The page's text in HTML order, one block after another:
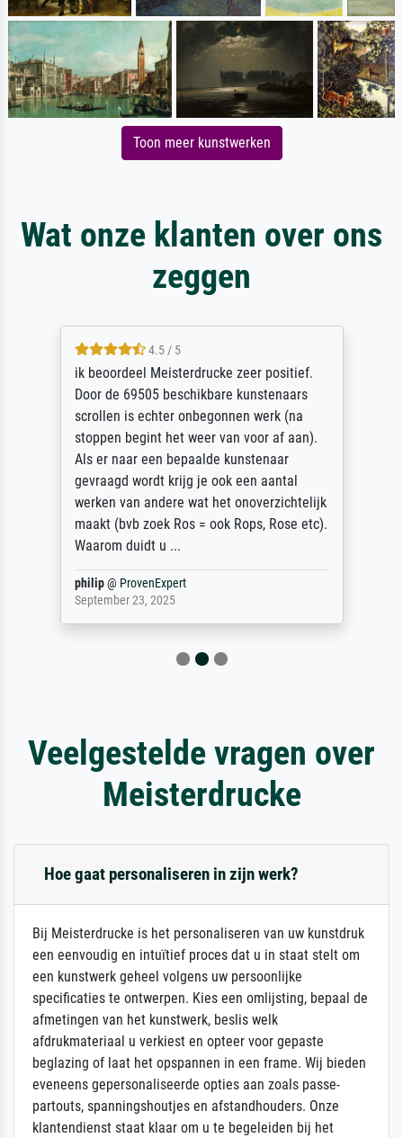
Toon meer kunstwerken
Wat onze klanten over ons
zeggen
4.5 / 5
ik beoordeel Meisterdrucke zeer positief.
Door de 69505 beschikbare kunstenaars
scrollen is echter onbegonnen werk (na
stoppen begint het weer van voor af aan).
Als er naar een bepaalde kunstenaar
gevraagd wordt krijg je ook een aantal
werken van andere wat het onoverzichtelijk
maakt (bvb zoek Ros = ook Rops, Rose etc).
Waarom duidt u ...
philip@ ProvenExpert
September 23, 2025
Veelgestelde vragen over
Meisterdrucke
Hoe gaat personaliseren in zijn werk?
Bij Meisterdrucke is het personaliseren van uw kunstdruk
een eenvoudig en intuïtief proces dat u in staat stelt om
een kunstwerk geheel volgens uw persoonlijke
specificaties te ontwerpen. Kies een omlijsting, bepaal de
afmetingen van het kunstwerk, beslis welk
afdrukmateriaal u verkiest en opteer voor gepaste
beglazing of laat het opspannen in een frame. Wij bieden
eveneens gepersonaliseerde opties aan zoals passe-
partouts, spanningshoutjes en afstandhouders. Onze
klantendienst staat klaar om u te begeleiden bij het